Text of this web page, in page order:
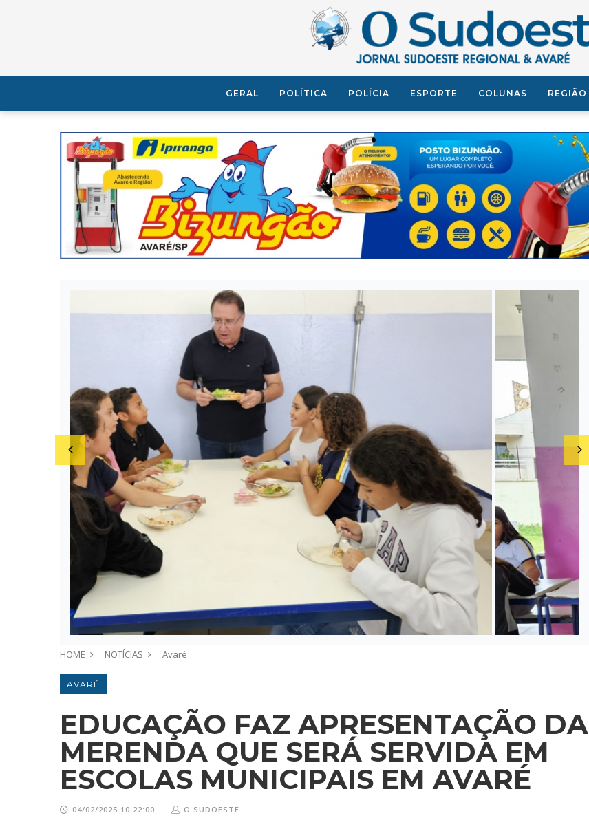
GERAL POLÍTICA POLÍCIA ESPORTE COLUNAS REGIÃO
HOME NOTÍCIAS Avaré
AVARÉ
EDUCAÇÃO FAZ APRESENTAÇÃO DA
MERENDA QUE SERÁ SERVIDA EM
ESCOLAS MUNICIPAIS EM AVARÉ
04/02/2025 10:22:00 O SUDOESTE